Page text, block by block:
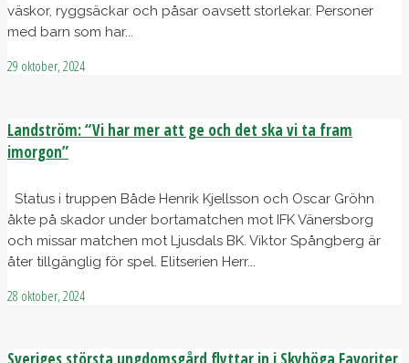
väskor, ryggsäckar och påsar oavsett storlekar. Personer
med barn som har...
29 oktober, 2024
Landström: “Vi har mer att ge och det ska vi ta fram
imorgon”
Status i truppen Både Henrik Kjellsson och Oscar Gröhn
åkte på skador under bortamatchen mot IFK Vänersborg
och missar matchen mot Ljusdals BK. Viktor Spångberg är
åter tillgänglig för spel. Elitserien Herr...
28 oktober, 2024